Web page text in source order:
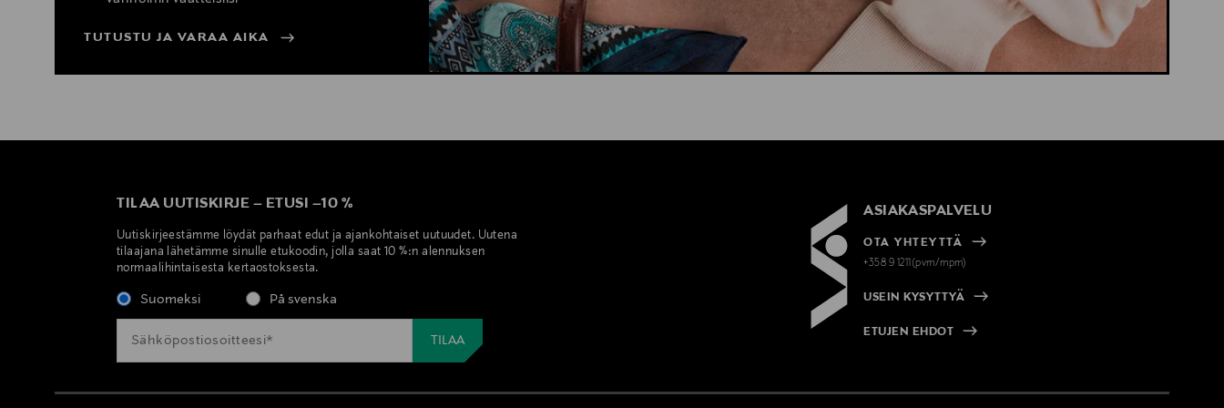
TUTUSTU JA VARAA AIKA
TILAA UUTISKIRJE – ETUSI –10 %
Uutiskirjeestämme löydät parhaat edut ja ajankohtaiset uutuudet. Uutena
tilaajana lähetämme sinulle etukoodin, jolla saat 10 %:n alennuksen
normaalihintaisesta kertaostoksesta.
Suomeksi På svenska
ASIAKASPALVELU
OTA YHTEYTTÄ
+358 9 1211(pvm/mpm)
USEIN KYSYTTYÄ
ETUJEN EHDOT